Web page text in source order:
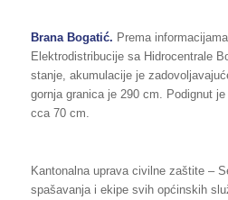
Brana Bogatić. Prema
Elektrodistribucije sa Hidrocentrale
stanje, akumulacije je
gornja granica je 290 cm. Podignut
cca 70 cm.
Kantonalna uprava civilne zaštite –
spašavanja i ekipe svih općinskih